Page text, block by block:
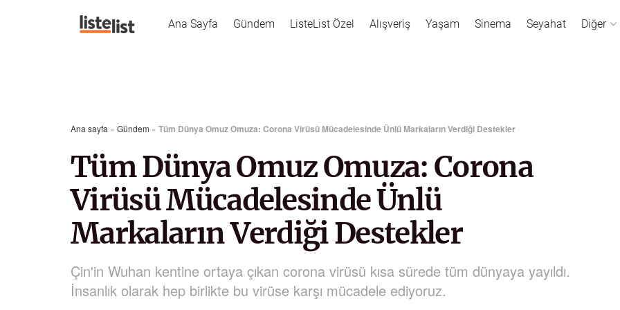
Ana Sayfa Gündem ListeList Özel Alışveriş Yaşam Sinema Seyahat Diğer
Ana sayfa » Gündem » Tüm Dünya Omuz Omuza: Corona Virüsü Mücadelesinde Ünlü Markaların Verdiği Destekler
Tüm Dünya Omuz Omuza: Corona
Virüsü Mücadelesinde Ünlü
Markaların Verdiği Destekler
Çin'in Wuhan kentine ortaya çıkan corona virüsü kısa sürede tüm dünyaya yayıldı.
İnsanlık olarak hep birlikte bu virüse karşı mücadele ediyoruz.